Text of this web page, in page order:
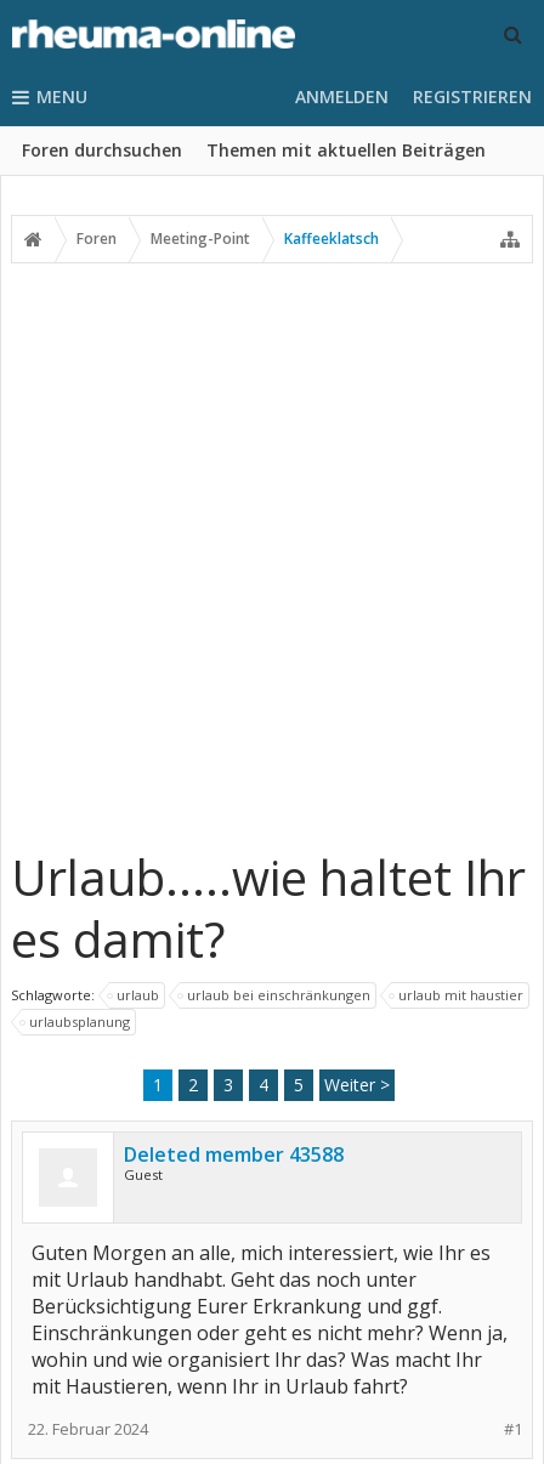
MENU
Foren durchsuchen Themen mit aktuellen Beiträgen
ANMELDEN REGISTRIEREN
Foren Meeting-Point Kaffeeklatsch
Urlaub.....wie haltet Ihr
es damit?
Schlagworte: urlaub urlaub bei einschränkungen
urlaub mit haustier
urlaubsplanung
1 2 3 4 5 Weiter >
Deleted member 43588
Guest
Guten Morgen an alle, mich interessiert, wie Ihr es
mit Urlaub handhabt. Geht das noch unter
Berücksichtigung Eurer Erkrankung und ggf.
Einschränkungen oder geht es nicht mehr? Wenn ja,
wohin und wie organisiert Ihr das? Was macht Ihr
mit Haustieren, wenn Ihr in Urlaub fahrt?
#1
22. Februar 2024